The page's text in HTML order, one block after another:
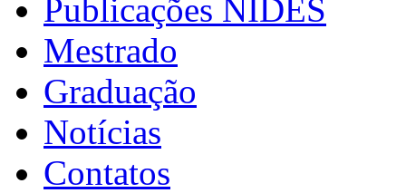
Publicações NIDES
Mestrado
Graduação
Notícias
Contatos